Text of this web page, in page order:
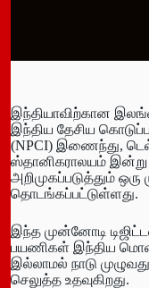
இந்தியாவிற்கான
இந்திய தேசிய
(NPCI) இணைந்து,
ஸ்தானிகராலயம் இன்று
அறிமுகப்படுத்தும்
தொடங்கப்பட்டுள்ளது.
இந்த முன்னோடி
பயணிகள் இந்திய
இல்லாமல் நாடு
செலுத்த உதவுகிறது.